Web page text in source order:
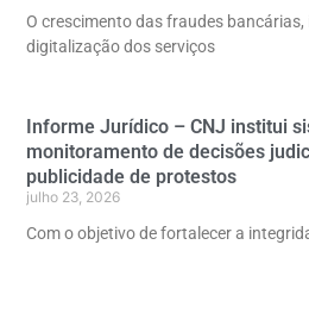
O crescimento das fraudes
digitalização dos serviços
Informe Jurídico – CNJ institui
monitoramento de decisões
publicidade de protestos
julho 23, 2026
Com o objetivo de fortalecer a